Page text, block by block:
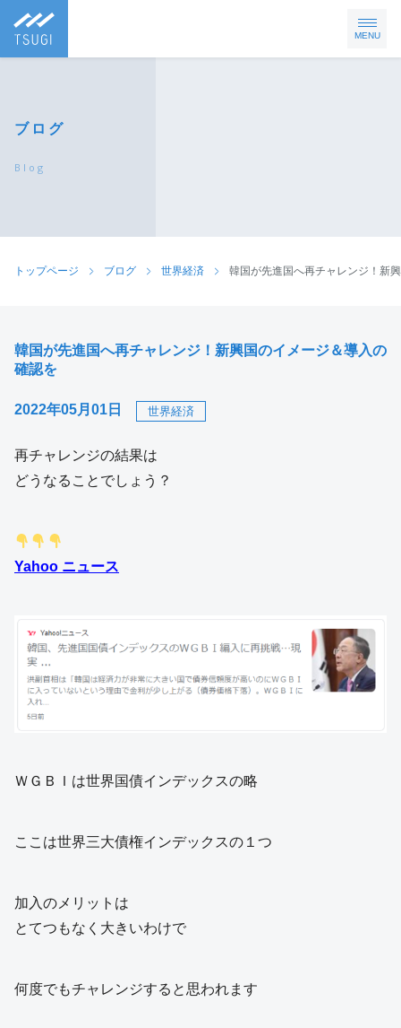
MENU
ブログ
Blog
トップページ ブログ 世界経済 韓国が先進国へ再チャレンジ！新
韓国が先進国へ再チャレンジ！新興国のイメージ＆導入の
確認を
2022年05月01日 世界経済
再チャレンジの結果は
どうなることでしょう？
Yahoo ニュース
ＷＧＢＩは世界国債インデックスの略
ここは世界三大債権インデックスの１つ
加入のメリットは
とてつもなく大きいわけで
何度でもチャレンジすると思われます